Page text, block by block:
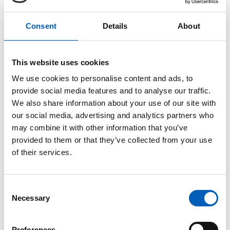
Consent Details About
This website uses cookies
We use cookies to personalise content and ads, to
provide social media features and to analyse our traffic.
We also share information about your use of our site with
our social media, advertising and analytics partners who
may combine it with other information that you’ve
provided to them or that they’ve collected from your use
of their services.
Necessary
arbeidslivsinstitusjoner – altså selve grunnmuren i
ILO-systemet. Kanskje blir spørsmålet ikke bare
bli mer inkluderende.
Denne viktige diskusjonen ledes i år av Sør-Afrika.
Følg arbeidet rundt å sikre at sosial dialog
og trepartssamarbeid er like relevant
Washington?
Apropos landssaker, likestilling og sosial dialog.
konferansen, som én av ILOs største bidragsytere. I